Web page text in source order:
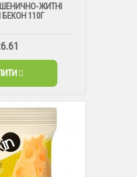
ЖИТНІ
БЕКОН 110Г